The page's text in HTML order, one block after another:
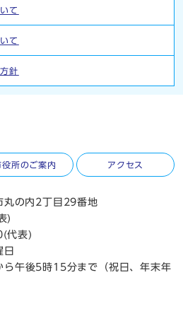
て
て
針
役所のご案内 アクセス
の内2丁目29番地
)
代表)
日
午後5時15分まで（祝日、年末年